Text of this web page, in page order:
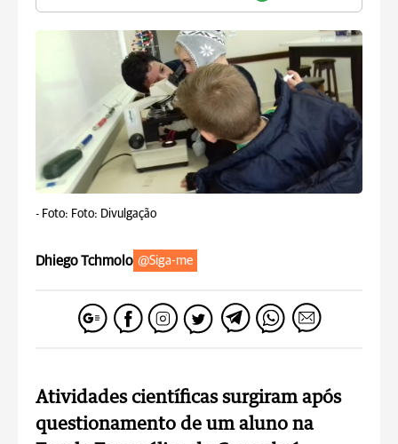
- Foto: Foto: Divulgação
Dhiego Tchmolo @Siga-me
Atividades científicas surgiram após
questionamento de um aluno na